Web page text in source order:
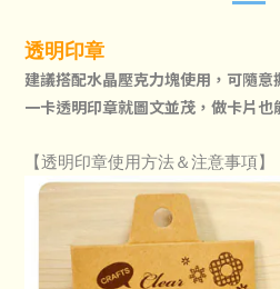
透明印章
建議搭配水晶壓克力塊使用，可隨意
一卡透明印章就圖文並茂，做卡片也
【透明印章使用方法＆注意事項】